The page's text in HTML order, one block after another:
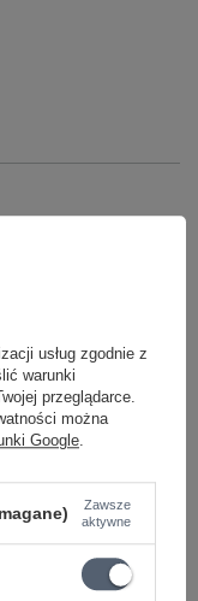
GITAROWE
bezpieczeństwa
gitary
na 8 efektów,
usług zgodnie z
warunki
przeglądarce.
można
Google
Zawsze
aktywne